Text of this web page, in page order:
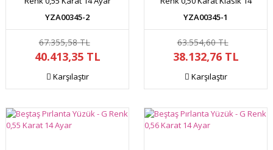
YZA00345-2
67.355,58 TL
40.413,35 TL
Karşılaştır
YZA00345-1
63.554,60 TL
38.132,76 TL
Karşılaştır